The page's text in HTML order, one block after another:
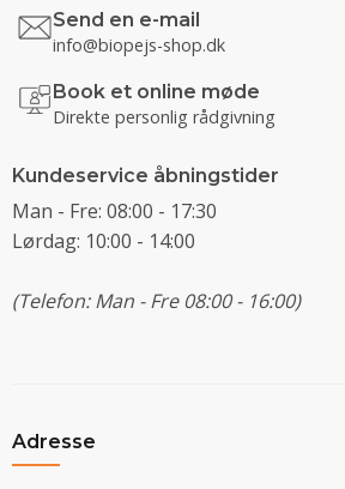
Send en e-mail
info@biopejs-shop.dk
Book et online møde
Direkte personlig rådgivning
Kundeservice åbningstider
Man - Fre: 08:00 - 17:30
Lørdag: 10:00 - 14:00
(Telefon: Man - Fre 08:00 - 16:00)
Adresse